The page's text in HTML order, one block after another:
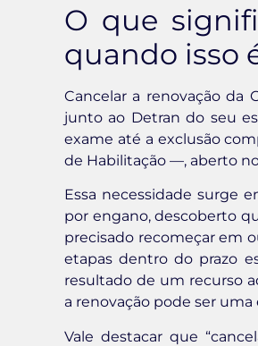
O que
quando isso
Cancelar a renovação da
junto ao Detran do seu
exame até a exclusão
de Habilitação —, aberto
Essa necessidade surge
por engano, descoberto
precisado recomeçar em
etapas dentro do prazo
resultado de um recurso
a renovação pode ser
Vale destacar que